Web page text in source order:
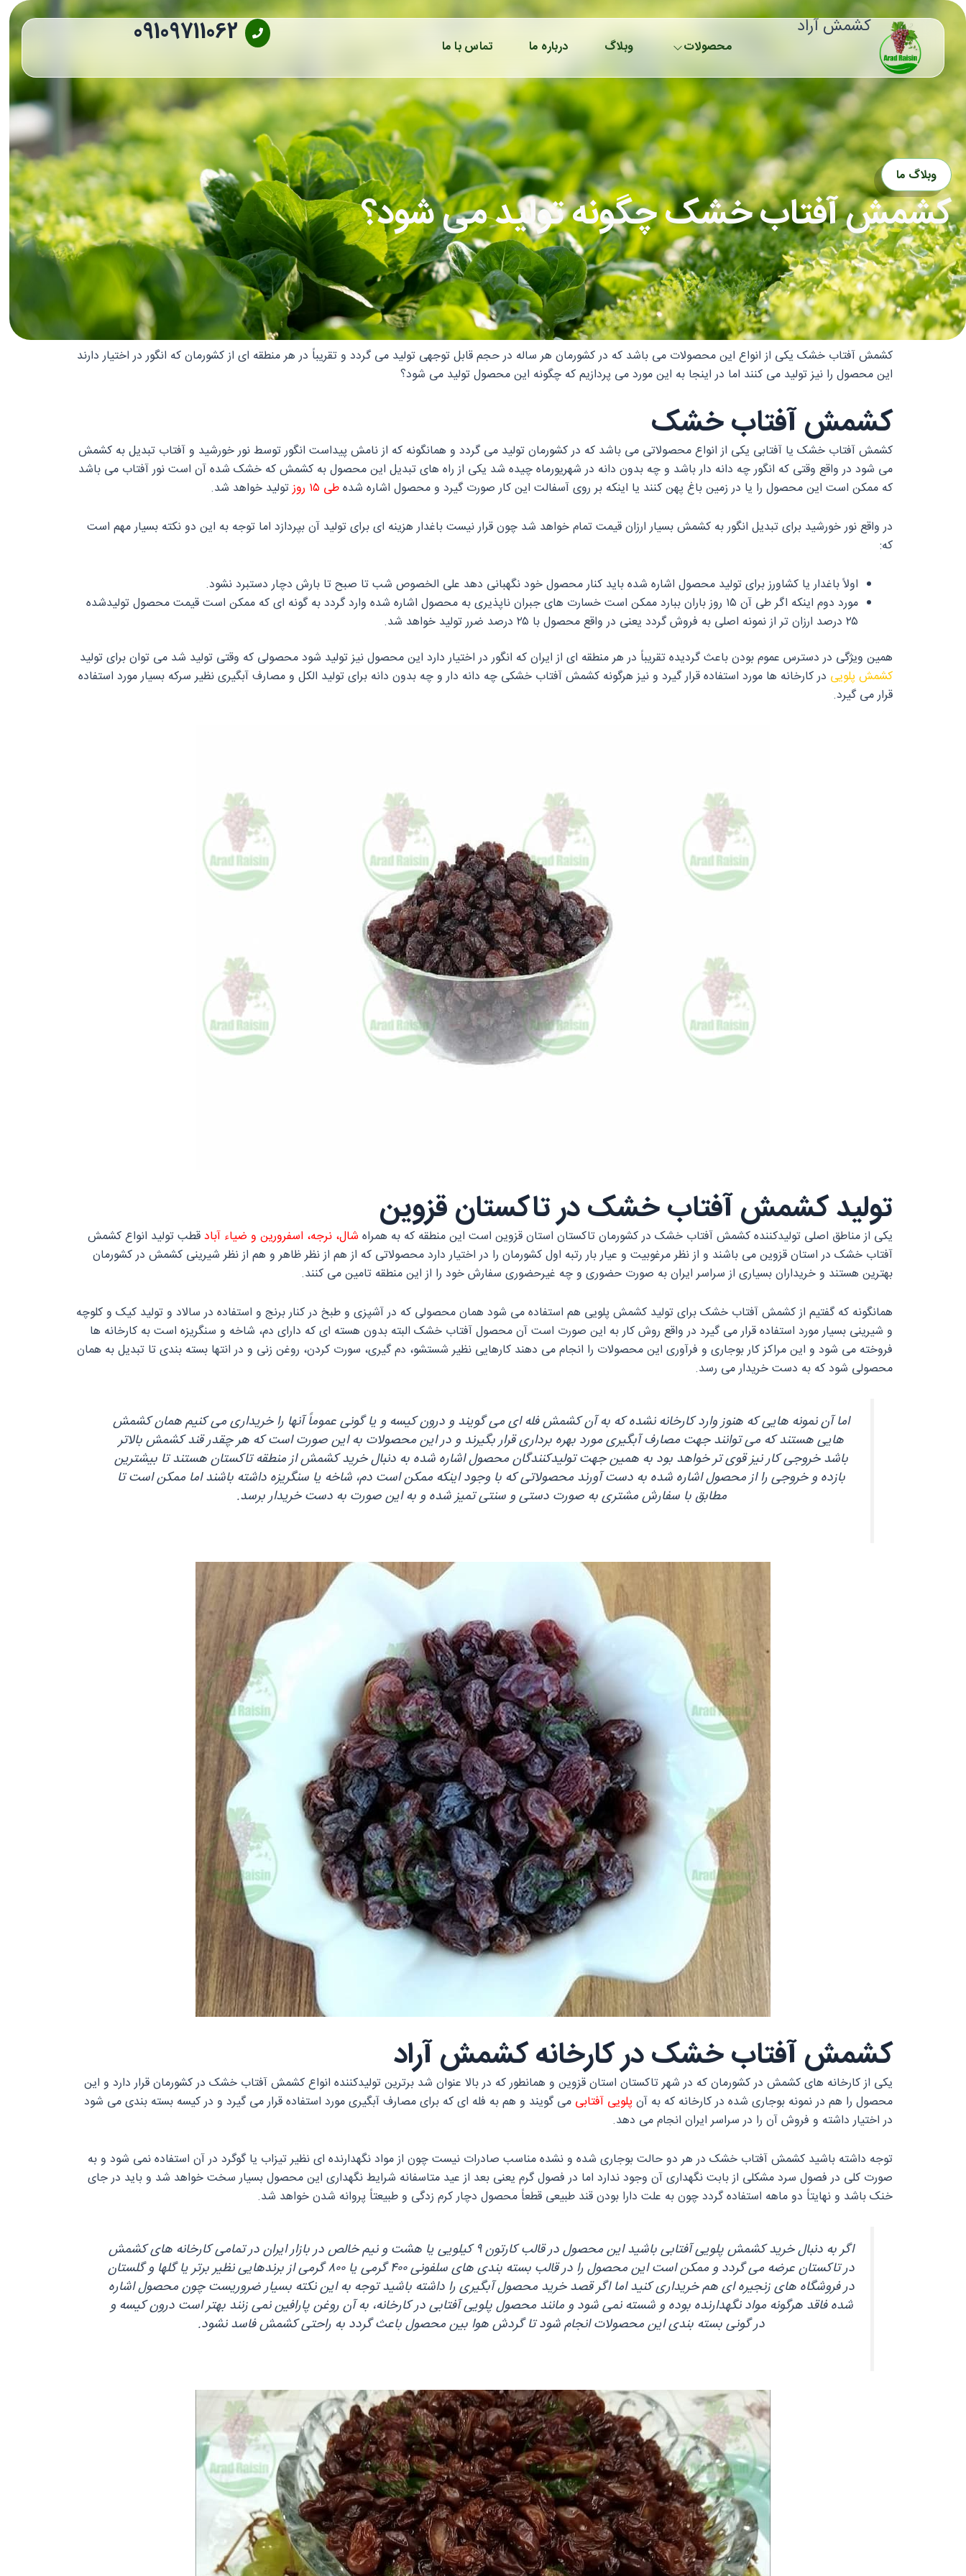
پرش
به
کشمش آراد
محصولات وبلاگ درباره ما تماس با ما 09109711062
وبلاگ ما
کشمش آفتاب خشک چگونه تولید می شود؟
کشمش آفتاب خشک یکی از انواع این محصولات می‌ باشد که در کشورمان هر ساله در حجم قابل توجهی تولید می‌ گردد و تقریباً در هر منطقه‌ ای از کشورمان که انگور در اختیار دارند
این محصول را نیز تولید می‌ کنند اما در اینجا به این مورد می‌ پردازیم که چگونه این محصول تولید می‌ شود؟
کشمش آفتاب خشک
کشمش آفتاب خشک یا آفتابی یکی از انواع محصولاتی می‌ باشد که در کشورمان تولید می‌ گردد و همانگونه که از نامش پیداست انگور توسط نور خورشید و آفتاب تبدیل به کشمش
می‌ شود در واقع وقتی که انگور چه دانه‌ دار باشد و چه بدون دانه در شهریورماه چیده شد یکی از راه‌ های تبدیل این محصول به کشمش که خشک شده آن است نور آفتاب می‌ باشد
که ممکن است این محصول را یا در زمین باغ پهن کنند یا اینکه بر روی آسفالت این کار صورت گیرد و محصول اشاره شدهطی ۱۵ روز
تولید خواهد شد.
در واقع نور خورشید برای تبدیل انگور به کشمش بسیار ارزان قیمت تمام خواهد شد چون قرار نیست باغدار هزینه‌ ای برای تولید آن بپردازد اما توجه به این دو نکته بسیار مهم است
که:
اولاً باغدار یا کشاورز برای تولید محصول اشاره شده باید کنار محصول خود نگهبانی دهد علی الخصوص شب تا صبح تا بارش دچار دستبرد نشود.
مورد دوم اینکه اگر طی آن ۱۵ روز باران ببارد ممکن است خسارت‌ های جبران ناپذیری به محصول اشاره شده وارد گردد به گونه‌ ای که ممکن است قیمت محصول تولیدشده
۲۵ درصد ارزان‌ تر از نمونه اصلی به فروش گردد یعنی در واقع محصول با ۲۵ درصد ضرر تولید خواهد شد.
همین ویژگی در دسترس عموم بودن باعث گردیده تقریباً در هر منطقه‌ ای از ایران که انگور در اختیار دارد این محصول نیز تولید شود محصولی که وقتی تولید شد می‌ توان برای تولید
کشمش پلویی در کارخانه‌ ها مورد استفاده قرار گیرد و نیز هرگونه کشمش آفتاب خشکی چه دانه‌ دار و چه بدون دانه برای تولید الکل و مصارف آبگیری نظیر سرکه بسیار مورد استفاده
قرار می‌ گیرد.
تولید کشمش آفتاب خشک در تاکستان قزوین
یکی از مناطق اصلی تولیدکننده کشمش آفتاب خشک در کشورمان تاکستان استان قزوین است این منطقه که به همراه شال، نرجه، اسفرورین و ضیاء آبادقطب تولید انواع کشمش
آفتاب خشک در استان قزوین می‌ باشند و از نظر مرغوبیت و عیار بار رتبه اول کشورمان را در اختیار دارد محصولاتی که از هم از نظر ظاهر و هم از نظر شیرینی کشمش در کشورمان
بهترین هستند و خریداران بسیاری از سراسر ایران به صورت حضوری و چه غیرحضوری سفارش خود را از این منطقه تامین می‌ کنند.
همانگونه که گفتیم از کشمش آفتاب خشک برای تولید کشمش پلویی هم استفاده می‌ شود همان محصولی که در آشپزی و طبخ در کنار برنج و استفاده در سالاد و تولید کیک و کلوچه
و شیرینی بسیار مورد استفاده قرار می‌ گیرد در واقع روش کار به این صورت است آن محصول آفتاب خشک البته بدون هسته‌ ای که دارای دم، شاخه و سنگریزه است به کارخانه‌ ها
فروخته می‌ شود و این مراکز کار بوجاری و فرآوری این محصولات را انجام می‌ دهند کارهایی نظیر شستشو، دم گیری، سورت کردن، روغن زنی و در انتها بسته‌ بندی تا تبدیل به همان
محصولی شود که به دست خریدار می‌ رسد.
اما آن نمونه‌ هایی که هنوز وارد کارخانه نشده که به آن کشمش فله ای می‌ گویند و درون کیسه و یا گونی عموماً آنها را خریداری می‌ کنیم همان کشمش‌
هایی هستند که می‌ توانند جهت مصارف آبگیری مورد بهره‌ برداری قرار بگیرند و در این محصولات به این صورت است که هر چقدر قند کشمش بالاتر
باشد خروجی کار نیز قوی‌ تر خواهد بود به همین جهت تولیدکنندگان محصول اشاره شده به دنبال خرید کشمش از منطقه تاکستان هستند تا بیشترین
بازده و خروجی را از محصول اشاره شده به دست آورند محصولاتی که با وجود اینکه ممکن است دم، شاخه یا سنگریزه داشته باشند اما ممکن است تا
مطابق با سفارش مشتری به صورت دستی و سنتی تمیز شده و به این صورت به دست خریدار برسد.
کشمش آفتاب خشک در کارخانه کشمش آراد
یکی از کارخانه‌ های کشمش در کشورمان که در شهر تاکستان استان قزوین و همانطور که در بالا عنوان شد برترین تولیدکننده انواع کشمش آفتاب خشک در کشورمان قرار دارد و این
محصول را هم در نمونه بوجاری شده در کارخانه که به آنپلویی آفتابی می‌ گویند و هم به فله‌ ای که برای مصارف آبگیری مورد استفاده قرار می‌ گیرد و در کیسه بسته‌ بندی می‌ شود
در اختیار داشته و فروش آن را در سراسر ایران انجام می‌ دهد.
توجه داشته باشید کشمش آفتاب خشک در هر دو حالت بوجاری شده و نشده مناسب صادرات نیست چون از مواد نگهدارنده‌ ای نظیر تیزاب یا گوگرد در آن استفاده نمی‌ شود و به
صورت کلی در فصول سرد مشکلی از بابت نگهداری آن وجود ندارد اما در فصول گرم یعنی بعد از عید متاسفانه شرایط نگهداری این محصول بسیار سخت خواهد شد و باید در جای
خنک باشد و نهایتاً دو ماهه استفاده گردد چون به علت دارا بودن قند طبیعی قطعاً محصول دچار کرم زدگی و طبیعتاً پروانه شدن خواهد شد.
اگر به دنبال خرید کشمش پلویی آفتابی باشید این محصول در قالب کارتون ۹ کیلویی یا هشت و نیم خالص در بازار ایران در تمامی کارخانه‌ های کشمش
در تاکستان عرضه می‌ گردد و ممکن است این محصول را در قالب بسته‌ بندی‌ های سلفونی ۴۰۰ گرمی یا ۸۰۰ گرمی از برندهایی نظیر برتر یا گلها و گلستان
در فروشگاه‌ های زنجیره‌ ای هم خریداری کنید اما اگر قصد خرید محصول آبگیری را داشته باشید توجه به این نکته بسیار ضروریست چون محصول اشاره
شده فاقد هرگونه مواد نگهدارنده بوده و شسته نمی‌ شود و مانند محصول پلویی آفتابی در کارخانه، به آن روغن پارافین نمی‌ زنند بهتر است درون کیسه و
در گونی بسته‌ بندی این محصولات انجام شود تا گردش هوا بین محصول باعث گردد به راحتی کشمش فاسد نشود.